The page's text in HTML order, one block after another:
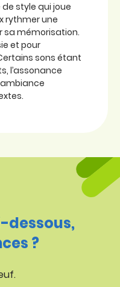
style qui joue
rythmer une
sa mémorisation.
et pour
sons étant
l’assonance
dessous,
?